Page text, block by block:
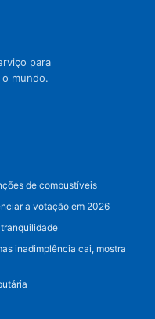
para
mundo.
de combustíveis
a votação em 2026
inadimplência cai, mostra